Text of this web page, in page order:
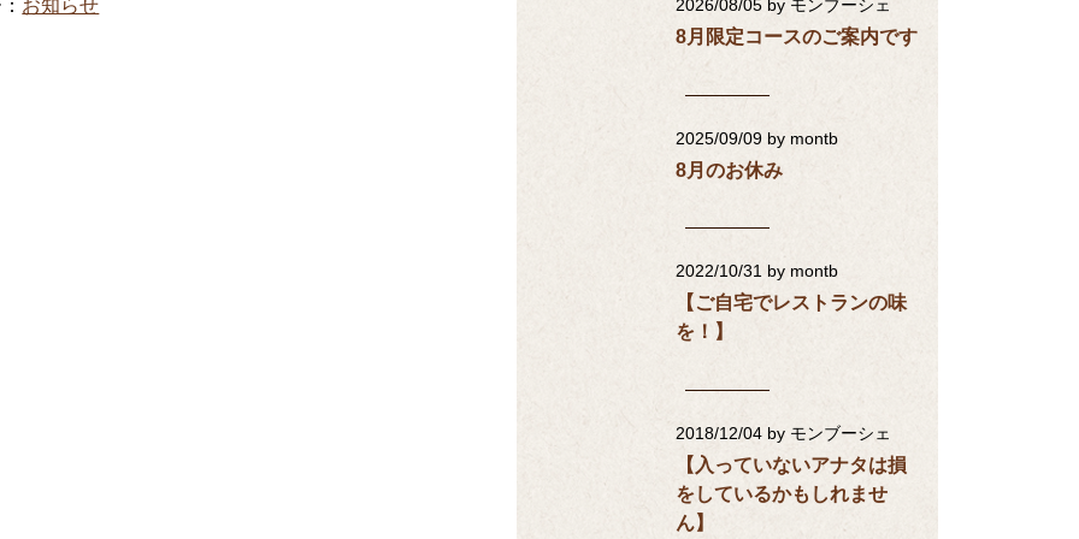
お知らせ 2026/08/05 by モンブーシェ
8月限定コースのご案内です
2025/09/09 by montb
8月のお休み
2022/10/31 by montb
【ご自宅でレストランの味
を！】
2018/12/04 by モンブーシェ
【入っていないアナタは損
をしているかもしれませ
ん】